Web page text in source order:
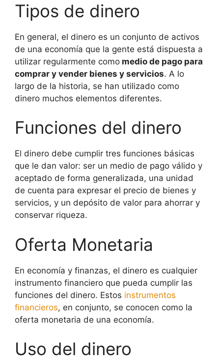
Tipos de dinero
En general, el dinero es un conjunto de activos
de una economía que la gente está dispuesta a
utilizar regularmente como medio de pago para
comprar y vender bienes y servicios. A lo
largo de la historia, se han utilizado como
dinero muchos elementos diferentes.
Funciones del dinero
El dinero debe cumplir tres funciones básicas
que le dan valor: ser un medio de pago válido y
aceptado de forma generalizada, una unidad
de cuenta para expresar el precio de bienes y
servicios, y un depósito de valor para ahorrar y
conservar riqueza.
Oferta Monetaria
En economía y finanzas, el dinero es cualquier
instrumento financiero que pueda cumplir las
funciones del dinero. Estos instrumentos
financieros, en conjunto, se conocen como la
oferta monetaria de una economía.
Uso del dinero